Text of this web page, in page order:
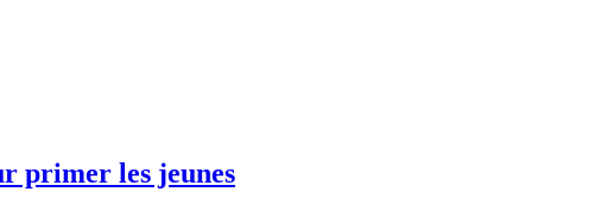
primer les jeunes